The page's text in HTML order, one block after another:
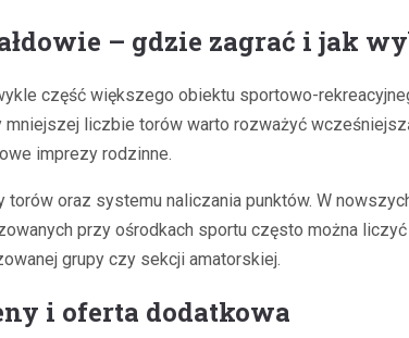
– gdzie zagrać i jak
część większego obiektu sportowo-
mniejszej liczbie torów warto rozważyć
imprezy rodzinne.
torów oraz systemu naliczania punktów. W
przy ośrodkach sportu często można
grupy czy sekcji amatorskiej.
i oferta dodatkowa